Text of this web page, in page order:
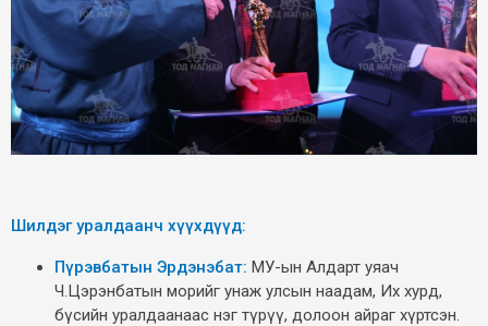
Шилдэг уралдаанч хүүхдүүд:
Пүрэвбатын Эрдэнэбат: МУ-ын Алдарт уяач
Ч.Цэрэнбатын морийг унаж улсын наадам, Их хурд,
бүсийн уралдаанаас нэг түрүү, долоон айраг хүртсэн.